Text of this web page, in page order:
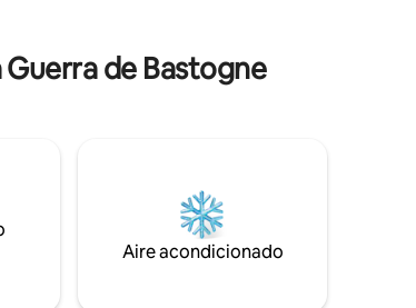
de Bastogne
Aire acondicionado